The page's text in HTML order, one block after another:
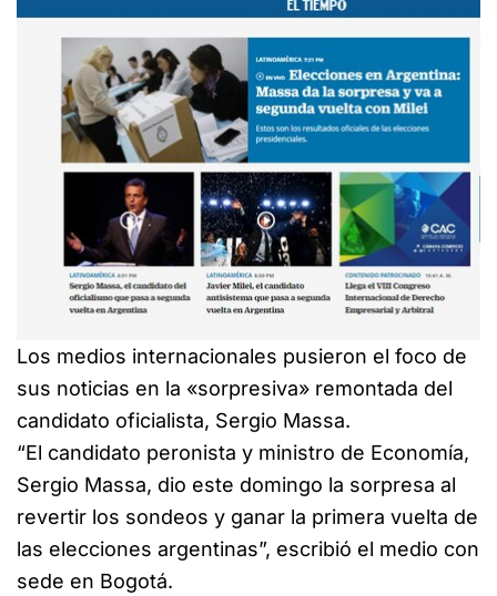
Los medios internacionales pusieron el foco de
sus noticias en la «sorpresiva» remontada del
candidato oficialista, Sergio Massa.
“El candidato peronista y ministro de Economía,
Sergio Massa, dio este domingo la sorpresa al
revertir los sondeos y ganar la primera vuelta de
las elecciones argentinas”, escribió el medio con
sede en Bogotá.